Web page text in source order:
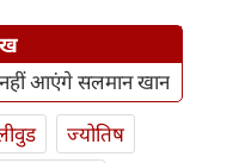
आएंगे सलमान खान
ज्योतिष